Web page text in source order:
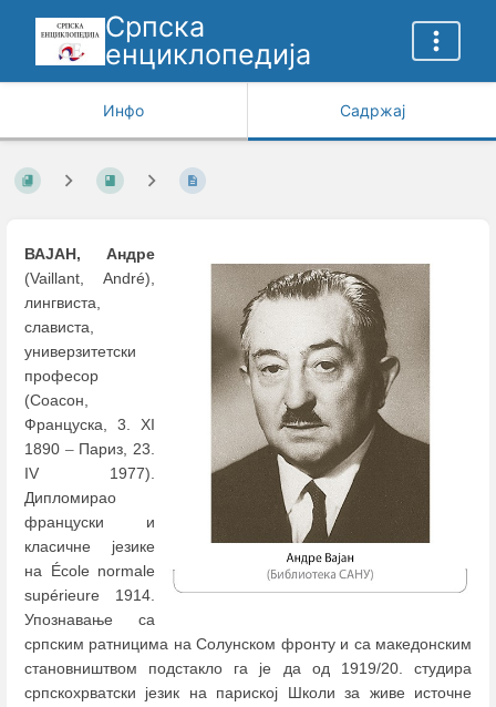
Српска
енциклопедија
Инфо Садржај
ВАЈАН, Андре
(Vaillant, André),
лингвиста,
слависта,
универзитетски
професор
(Соасон,
Француска, 3. XI
1890 –Париз, 23.
IV 1977).
Дипломирао
француски и
класичне језике
на École normale
supérieure 1914.
Упознавање са
српским ратницима на Солунском фронту и са македонским
становништвом подстакло га је да од 1919/20. студира
српскохрватски језик на париској Школи за живе источне